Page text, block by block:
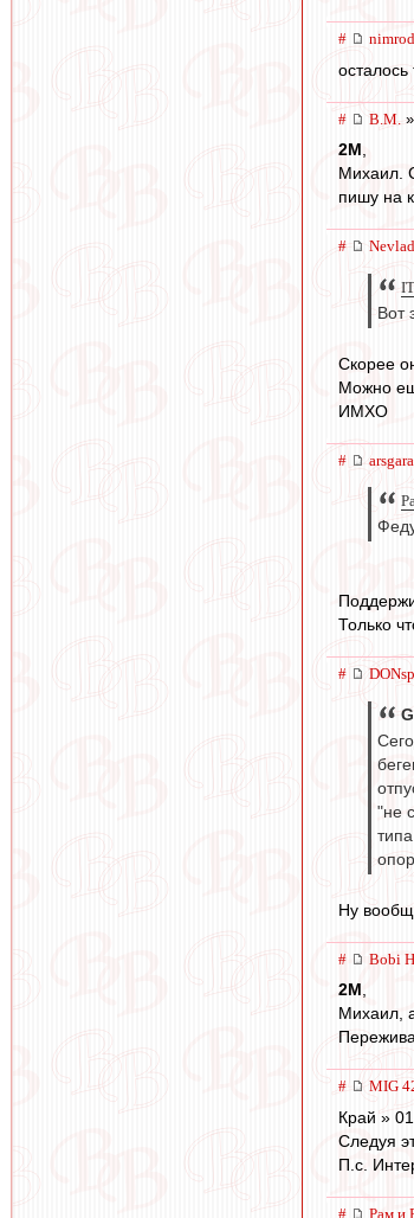
#
осталось
# В.М.
2M
Михаил.
пишу на
#
Вот
Скорее
Можно
ИМХО
#
Только
#
"не
Ну
# Bobi
2M
Михаил,
# MIG
Край »
Следуя
П.с.
# Рам и